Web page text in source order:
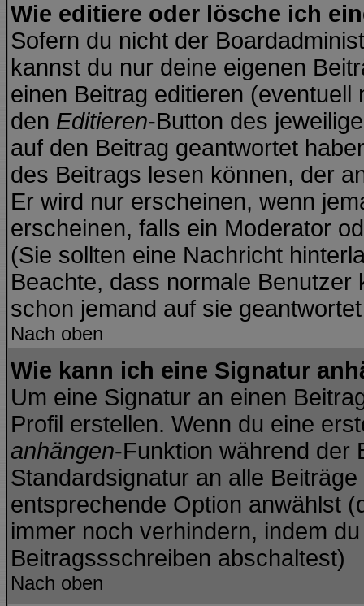
Wie editiere oder lösche ich
Sofern du nicht der
kannst du nur deine eigenen
einen Beitrag editieren
den Editieren-Button des
auf den Beitrag geantwortet
des Beitrags lesen können, der
Er wird nur erscheinen, wenn
erscheinen, falls ein Moderator
(Sie sollten eine Nachricht
Beachte, dass normale
schon jemand auf sie
Nach oben
Wie kann ich eine Signatur
Um eine Signatur an einen
Profil erstellen. Wenn du eine
anhängen-Funktion während der
Standardsignatur an alle
entsprechende Option anwählst
immer noch verhindern, indem
Beitragssschreiben abschaltest)
Nach oben